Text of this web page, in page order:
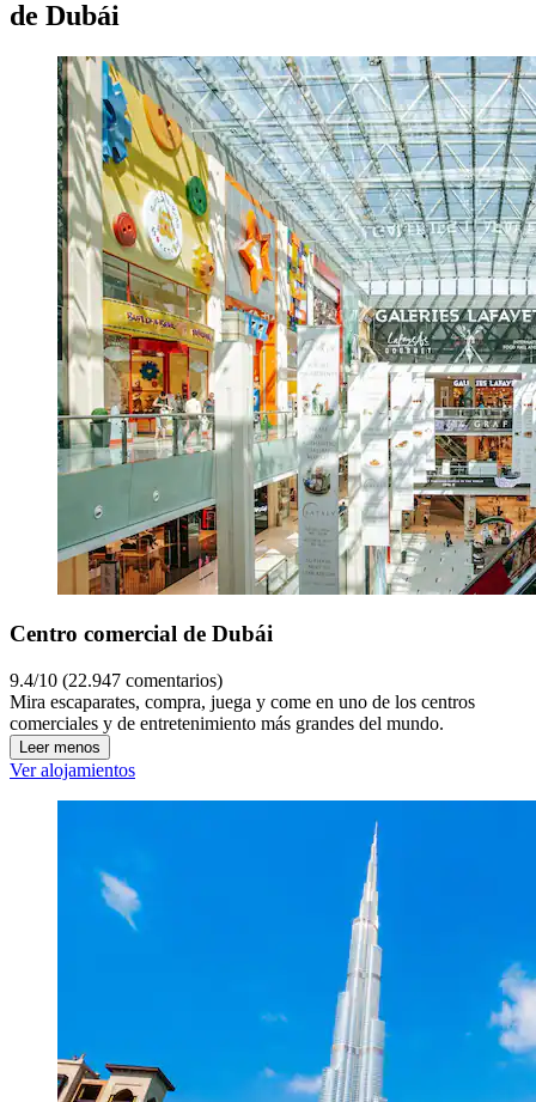
de Dubái
Centro comercial de Dubái
9.4/10 (22.947 comentarios)
Mira escaparates, compra, juega y come en uno de los centros
comerciales y de entretenimiento más grandes del mundo.
Leer menos
Ver alojamientos